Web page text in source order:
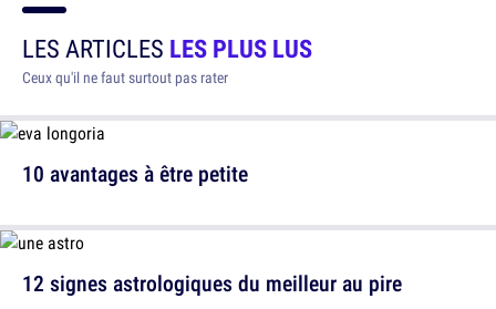
LES ARTICLES LES PLUS LUS
Ceux qu'il ne faut surtout pas rater
10 avantages à être petite
12 signes astrologiques du meilleur au pire